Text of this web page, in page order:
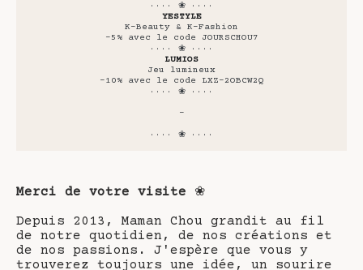
···· ❀ ····
YESTYLE
K-Beauty & K-Fashion
-5% avec le code JOURSCHOU7
···· ❀ ····
LUMIOS
Jeu lumineux
-10% avec le code LXZ-2OBCW2Q
···· ❀ ····
-
···· ❀ ····
Merci de votre visite ❀
Depuis 2013, Maman Chou grandit au fil
de notre quotidien, de nos créations et
de nos passions. J'espère que vous y
trouverez toujours une idée, un sourire